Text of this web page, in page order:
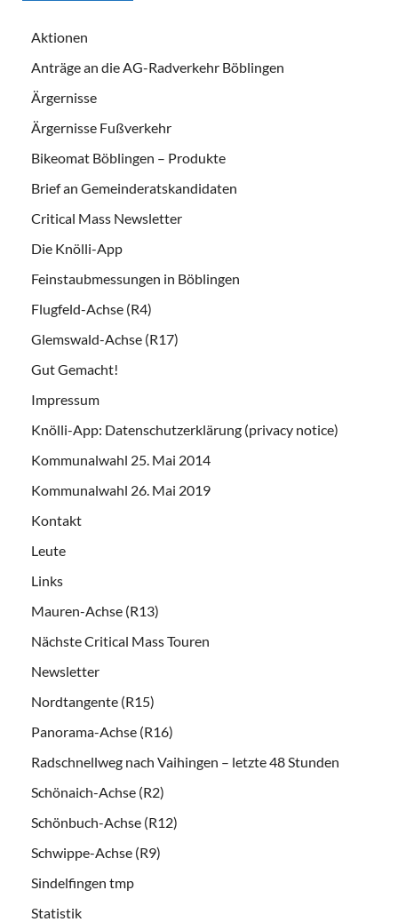
Aktionen
Anträge an die AG-Radverkehr Böblingen
Ärgernisse
Ärgernisse Fußverkehr
Bikeomat Böblingen – Produkte
Brief an Gemeinderatskandidaten
Critical Mass Newsletter
Die Knölli-App
Feinstaubmessungen in Böblingen
Flugfeld-Achse (R4)
Glemswald-Achse (R17)
Gut Gemacht!
Impressum
Knölli-App: Datenschutzerklärung (privacy notice)
Kommunalwahl 25. Mai 2014
Kommunalwahl 26. Mai 2019
Kontakt
Leute
Links
Mauren-Achse (R13)
Nächste Critical Mass Touren
Newsletter
Nordtangente (R15)
Panorama-Achse (R16)
Radschnellweg nach Vaihingen – letzte 48 Stunden
Schönaich-Achse (R2)
Schönbuch-Achse (R12)
Schwippe-Achse (R9)
Sindelfingen tmp
Statistik